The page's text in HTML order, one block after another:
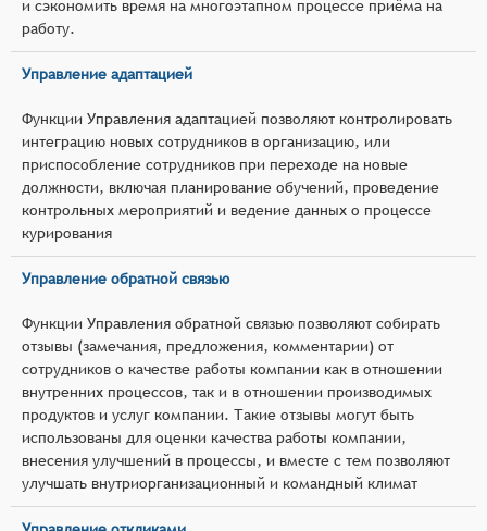
и сэкономить время на многоэтапном процессе приёма на
работу.
Управление адаптацией
Функции Управления адаптацией позволяют контролировать
интеграцию новых сотрудников в организацию, или
приспособление сотрудников при переходе на новые
должности, включая планирование обучений, проведение
контрольных мероприятий и ведение данных о процессе
курирования
Управление обратной связью
Функции Управления обратной связью позволяют собирать
отзывы (замечания, предложения, комментарии) от
сотрудников о качестве работы компании как в отношении
внутренних процессов, так и в отношении производимых
продуктов и услуг компании. Такие отзывы могут быть
использованы для оценки качества работы компании,
внесения улучшений в процессы, и вместе с тем позволяют
улучшать внутриорганизационный и командный климат